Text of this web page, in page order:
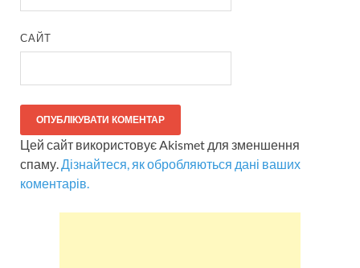
САЙТ
Цей сайт використовує Akismet для зменшення
спаму. Дізнайтеся, як обробляються дані ваших
коментарів.